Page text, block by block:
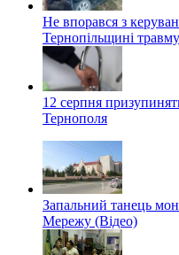
Не впорався з
Тернопільщині
12 серпня
Тернополя
Запальний танець
Мережу (Відео)